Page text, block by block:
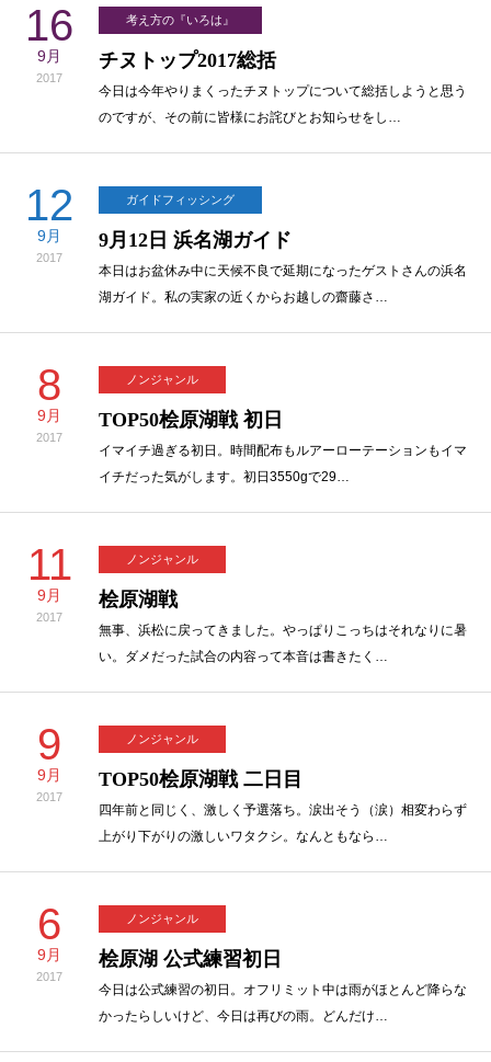
16
9月
2017
考え方の『いろは』
チヌトップ2017総括
今日は今年やりまくったチヌトップについて総括しようと思う
のですが、その前に皆様にお詫びとお知らせをし…
12
9月
2017
ガイドフィッシング
9月12日 浜名湖ガイド
本日はお盆休み中に天候不良で延期になったゲストさんの浜名
湖ガイド。私の実家の近くからお越しの齋藤さ…
8
9月
2017
ノンジャンル
TOP50桧原湖戦 初日
イマイチ過ぎる初日。時間配布もルアーローテーションもイマ
イチだった気がします。初日3550gで29…
11
9月
2017
ノンジャンル
桧原湖戦
無事、浜松に戻ってきました。やっぱりこっちはそれなりに暑
い。ダメだった試合の内容って本音は書きたく…
9
9月
2017
ノンジャンル
TOP50桧原湖戦 二日目
四年前と同じく、激しく予選落ち。涙出そう（涙）相変わらず
上がり下がりの激しいワタクシ。なんともなら…
6
9月
2017
ノンジャンル
桧原湖 公式練習初日
今日は公式練習の初日。オフリミット中は雨がほとんど降らな
かったらしいけど、今日は再びの雨。どんだけ…